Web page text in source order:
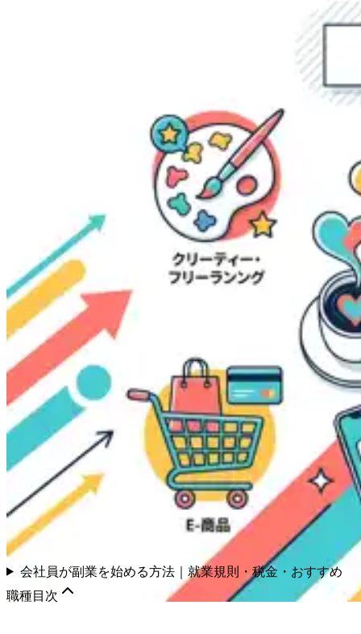
会社員が副業を始める方法｜就業規則・税金・おすすめ
職種目次